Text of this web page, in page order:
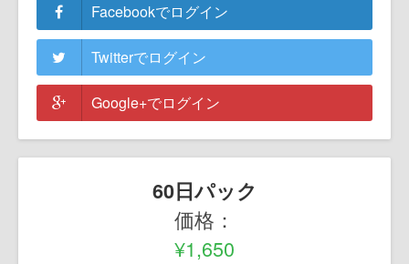
Facebookでログイン
Twitterでログイン
Google+でログイン
60日パック
価格：
¥1,650